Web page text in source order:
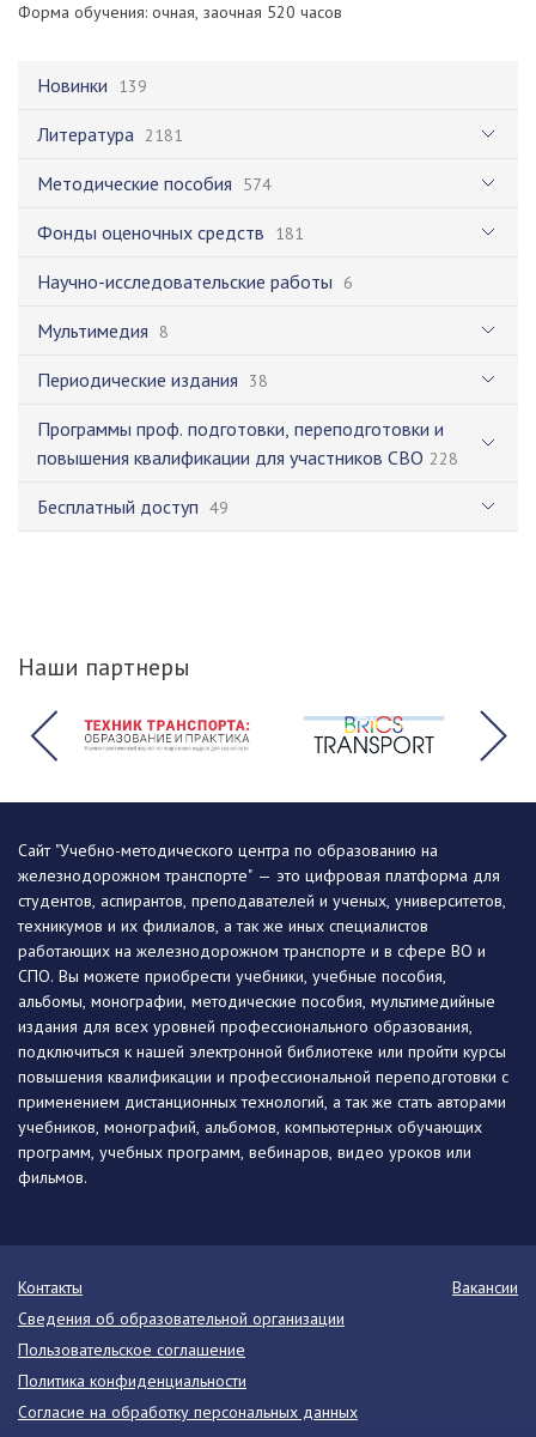
Новинки 139
Литература 2181
Методические пособия 574
Фонды оценочных средств 181
Научно-исследовательские работы 6
Мультимедия 8
Периодические издания 38
Программы проф. подготовки, переподготовки и
повышения квалификации для участников СВО 228
Бесплатный доступ 49
Форма обучения: очная, заочная 520 часов
Наши партнеры
Сайт "Учебно-методического центра по образованию на
железнодорожном транспорте" — это цифровая платформа для
студентов, аспирантов, преподавателей и ученых, университетов,
техникумов и их филиалов, а так же иных специалистов
работающих на железнодорожном транспорте и в сфере ВО и
СПО. Вы можете приобрести учебники, учебные пособия,
альбомы, монографии, методические пособия, мультимедийные
издания для всех уровней профессионального образования,
подключиться к нашей электронной библиотеке или пройти курсы
повышения квалификации и профессиональной переподготовки с
применением дистанционных технологий, а так же стать авторами
учебников, монографий, альбомов, компьютерных обучающих
программ, учебных программ, вебинаров, видео уроков или
фильмов.
Контакты
Вакансии
Сведения об образовательной организации
Пользовательское соглашение
Политика конфиденциальности
Согласие на обработку персональных данных